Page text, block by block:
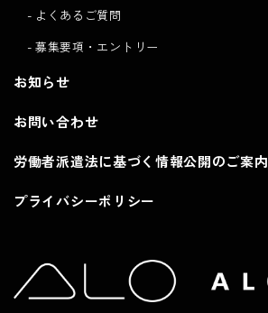
よくあるご質問
募集要項・エントリー
お知らせ
お問い合わせ
労働者派遣法に基づく情報公開のご案内
プライバシーポリシー